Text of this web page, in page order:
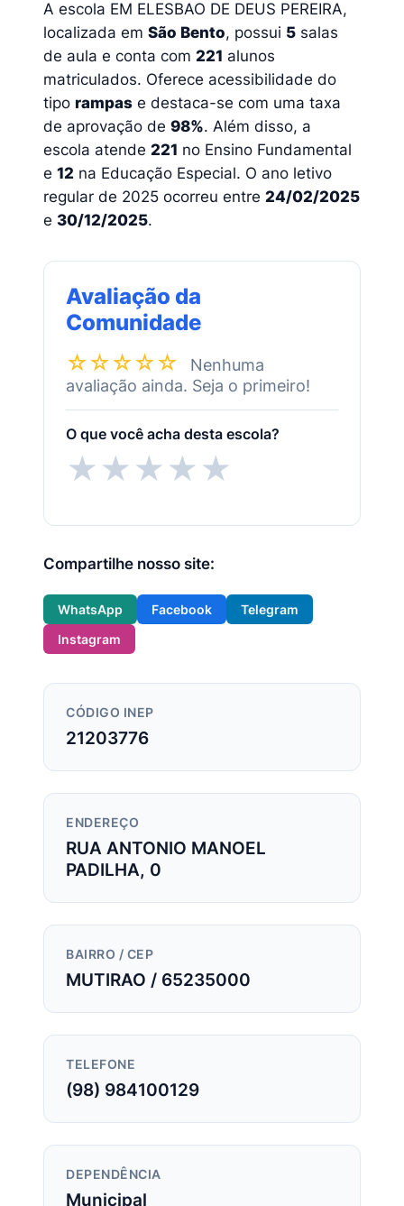
A escola EM ELESBAO DE DEUS PEREIRA,
localizada em São Bento, possui 5 salas
de aula e conta com 221 alunos
matriculados. Oferece acessibilidade do
tipo rampas e destaca-se com uma taxa
de aprovação de 98%. Além disso, a
escola atende 221 no Ensino Fundamental
e 12 na Educação Especial. O ano letivo
regular de 2025 ocorreu entre 24/02/2025
e 30/12/2025.
Avaliação da
Comunidade
☆☆☆☆☆
Nenhuma
avaliação ainda. Seja o primeiro!
O que você acha desta escola?
★★★★★
Compartilhe nosso site:
WhatsApp Facebook
Telegram
Instagram
CÓDIGO INEP
21203776
ENDEREÇO
RUA ANTONIO MANOEL
PADILHA, 0
BAIRRO / CEP
MUTIRAO / 65235000
TELEFONE
(98) 984100129
DEPENDÊNCIA
Municipal